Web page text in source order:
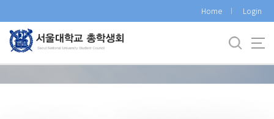
로
메
뉴
Home Login